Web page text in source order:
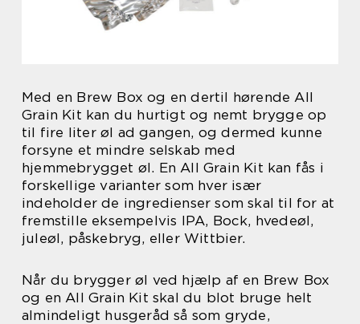
Med en Brew Box og en dertil hørende All
Grain Kit kan du hurtigt og nemt brygge op
til fire liter øl ad gangen, og dermed kunne
forsyne et mindre selskab med
hjemmebrygget øl. En All Grain Kit kan fås i
forskellige varianter som hver især
indeholder de ingredienser som skal til for at
fremstille eksempelvis IPA, Bock, hvedeøl,
juleøl, påskebryg, eller Wittbier.
Når du brygger øl ved hjælp af en Brew Box
og en All Grain Kit skal du blot bruge helt
almindeligt husgeråd så som gryde,